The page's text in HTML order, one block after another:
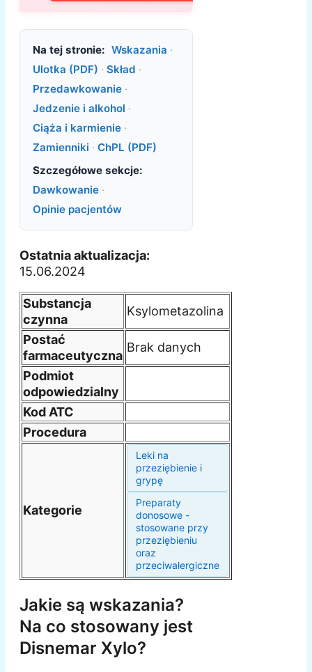
Na tej stronie: Wskazania ·
Ulotka (PDF) · Skład ·
Przedawkowanie ·
Jedzenie i alkohol ·
Ciąża i karmienie ·
Zamienniki · ChPL (PDF)
Szczegółowe sekcje:
Dawkowanie ·
Opinie pacjentów
Ostatnia aktualizacja:
15.06.2024
Substancja
czynna
Ksylometazolina
Postać
farmaceutyczna
Brak danych
Podmiot
odpowiedzialny
Kod ATC
Procedura
Kategorie
Leki na
przeziębienie i
grypę
Preparaty
donosowe -
stosowane przy
przeziębieniu
oraz
przeciwalergiczne
Jakie są wskazania?
Na co stosowany jest
Disnemar Xylo?